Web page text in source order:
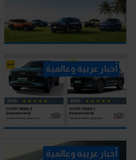
أخبار عربية وعالمية
أخبار عربية وعالمية